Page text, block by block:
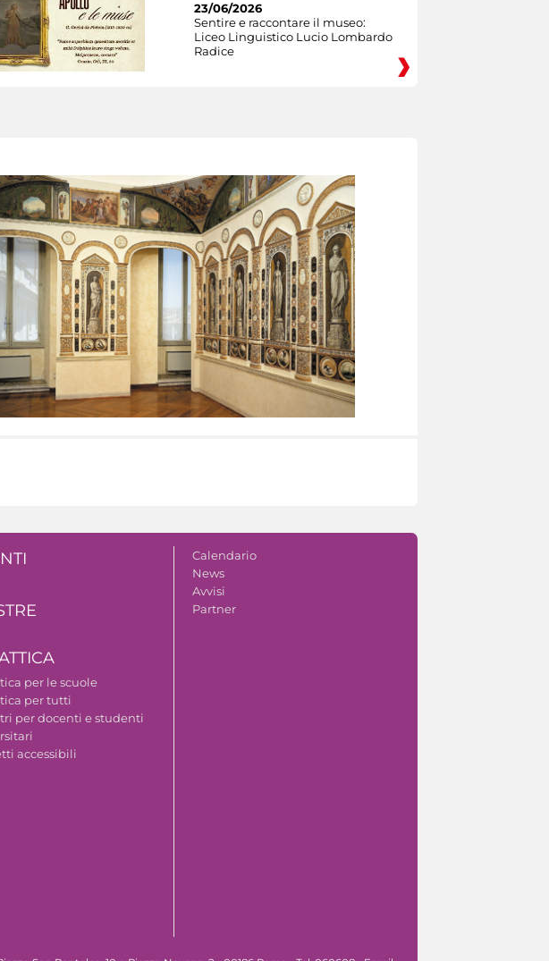
23/06/2026
Sentire e raccontare il museo:
Liceo Linguistico Lucio Lombardo
Radice
per le scuole
per tutti
per docenti e studenti
accessibili
Calendario
News
Avvisi
Partner